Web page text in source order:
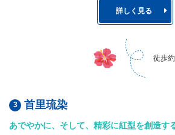
詳しく見る
徒歩
首里琉染
あでやかに、そして、精彩に紅型を創造す